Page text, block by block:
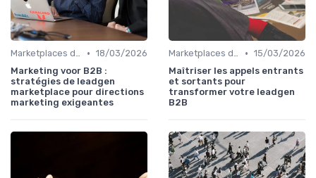
Marketplaces de leadgen • 18/03/2026
Marketing voor B2B :
stratégies de leadgen
marketplace pour directions
marketing exigeantes
Marketplaces de leadgen • 15/03/2026
Maîtriser les appels entrants
et sortants pour
transformer votre leadgen
B2B